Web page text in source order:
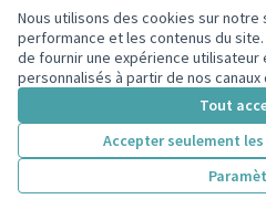
Nous utilisons des cookies sur notre
performance et les contenus du
de fournir une expérience utilisateur
personnalisés à partir de nos canaux
Tout
Accepter seulement
Conditions d'utilisation
Paramètres des cookies
participons.colombes.fr sur
(Lien externe)
Site réalisé grâce aulogiciel libre Decidim